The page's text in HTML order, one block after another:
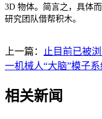
3D 物体。简言之，具体
研究团队借帮积木。
上一篇： 止目前已被
一机械人“大脑”模子
相关新闻